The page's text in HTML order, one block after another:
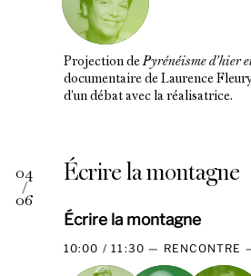
Projection dePyrénéisme d’hier
documentaire de Laurence
d'un débat avec la réalisatrice.
04
/
06
Écrire la montagne
Écrire la montagne
10:00 / 11:30 RENCONTRE